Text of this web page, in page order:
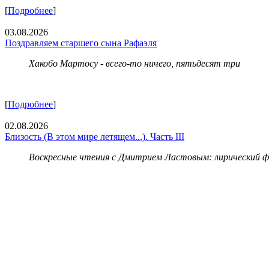
[Подробнее]
03.08.2026
Поздравляем старшего сына Рафаэля
Хакобо Мартосу - всего-то ничего, пятьдесят три
[Подробнее]
02.08.2026
Близость (В этом мире летящем...). Часть III
Воскресные чтения с Дмитрием Ластовым: лирический